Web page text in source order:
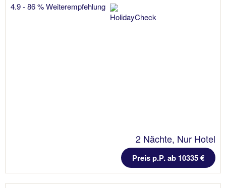
4.9 - 86 % Weiterempfehlung
2 Nächte, Nur Hotel
Preis p.P. ab 10335 €